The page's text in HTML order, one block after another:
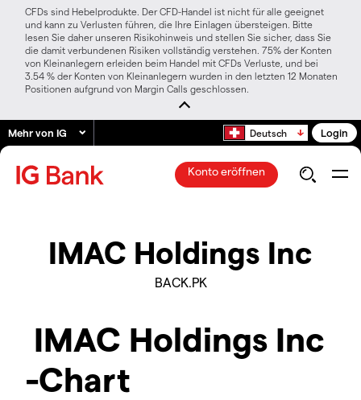
CFDs sind Hebelprodukte. Der CFD-Handel ist nicht für alle geeignet
und kann zu Verlusten führen, die Ihre Einlagen übersteigen. Bitte
lesen Sie daher unseren Risikohinweis und stellen Sie sicher, dass Sie
die damit verbundenen Risiken vollständig verstehen. 75% der Konten
von Kleinanlegern erleiden beim Handel mit CFDs Verluste, und bei
3.54 % der Konten von Kleinanlegern wurden in den letzten 12 Monaten
Positionen aufgrund von Margin Calls geschlossen.
Mehr von IG Deutsch Login
Konto eröffnen
IMAC Holdings Inc
BACK.PK
IMAC Holdings Inc
-Chart